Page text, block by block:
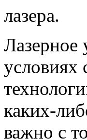
лазера.
Лазерное
условиях
каких-
важно с